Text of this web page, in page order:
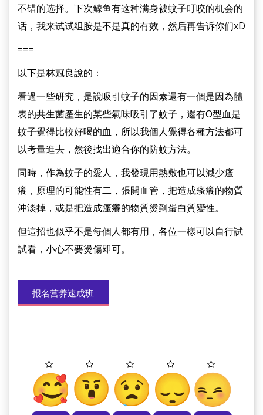
不错的选择。下次鲸鱼有这种满身被蚊子叮咬的机会的
话，我来试试组胺是不是真的有效，然后再告诉你们xD
===
以下是林冠良說的：
看過一些研究，是說吸引蚊子的因素還有一個是因為體
表的共生菌產生的某些氣味吸引了蚊子，還有O型血是
蚊子覺得比較好喝的血，所以我個人覺得各種方法都可
以考量進去，然後找出適合你的防蚊方法。
同時，作為蚊子的愛人，我發現用熱敷也可以減少瘙
癢，原理的可能性有二，張開血管，把造成瘙癢的物質
沖淡掉，或是把造成瘙癢的物質燙到蛋白質變性。
但這招也似乎不是每個人都有用，各位一樣可以自行試
試看，小心不要燙傷即可。
报名营养速成班